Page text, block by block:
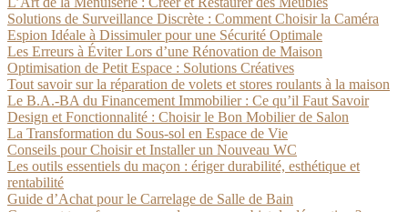
Solutions de Surveillance Discrète : Comment Choisir la Caméra
Espion Idéale à Dissimuler pour une Sécurité Optimale
Les Erreurs à Éviter Lors d’une Rénovation de Maison
Optimisation de Petit Espace : Solutions Créatives
Tout savoir sur la réparation de volets et stores roulants à la maison
Le B.A.-BA du Financement Immobilier : Ce qu’il Faut Savoir
Design et Fonctionnalité : Choisir le Bon Mobilier de Salon
La Transformation du Sous-sol en Espace de Vie
Conseils pour Choisir et Installer un Nouveau WC
Les outils essentiels du maçon : ériger durabilité, esthétique et
rentabilité
Guide d’Achat pour le Carrelage de Salle de Bain